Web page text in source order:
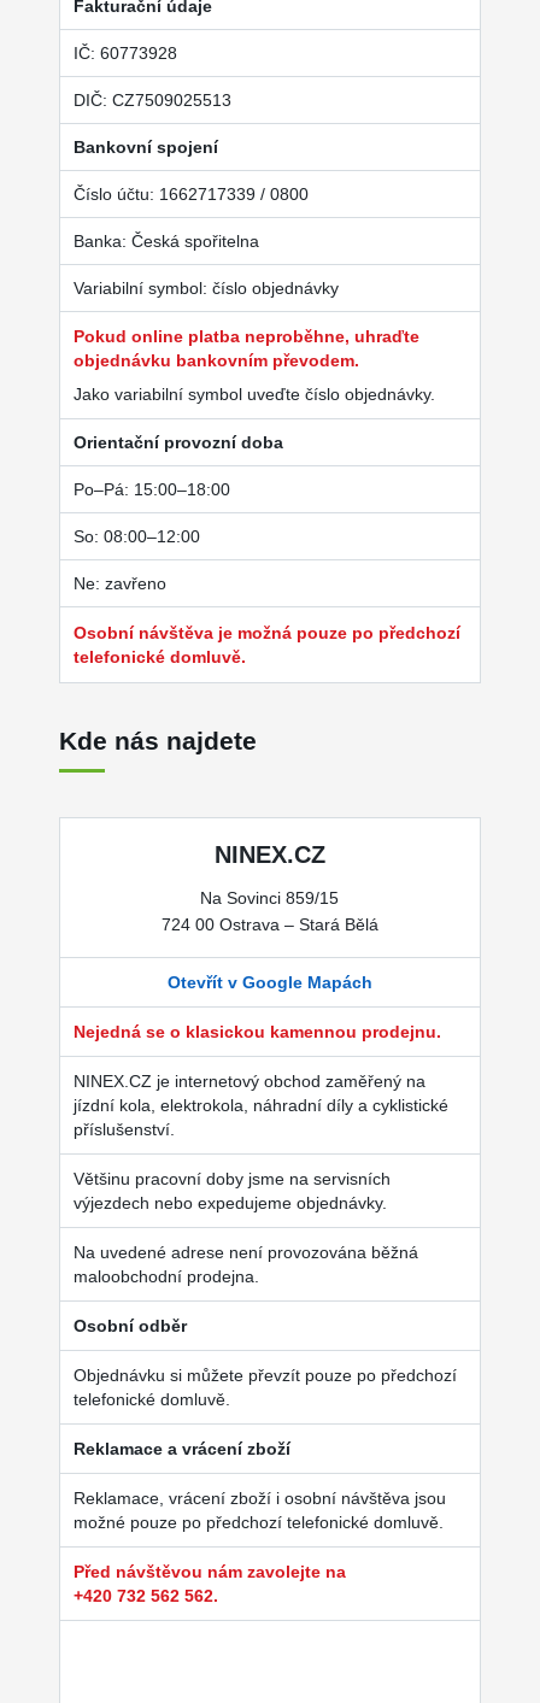
Fakturační údaje
IČ: 60773928
DIČ: CZ7509025513
Bankovní spojení
Číslo účtu: 1662717339 / 0800
Banka: Česká spořitelna
Variabilní symbol: číslo objednávky
Pokud online platba neproběhne, uhraďte
objednávku bankovním převodem.
Jako variabilní symbol uveďte číslo objednávky.
Orientační provozní doba
Po–Pá: 15:00–18:00
So: 08:00–12:00
Ne: zavřeno
Osobní návštěva je možná pouze po předchozí
telefonické domluvě.
Kde nás najdete
NINEX.CZ
Na Sovinci 859/15
724 00 Ostrava – Stará Bělá
Otevřít v Google Mapách
Nejedná se o klasickou kamennou prodejnu.
NINEX.CZ je internetový obchod zaměřený na
jízdní kola, elektrokola, náhradní díly a cyklistické
příslušenství.
Většinu pracovní doby jsme na servisních
výjezdech nebo expedujeme objednávky.
Na uvedené adrese není provozována běžná
maloobchodní prodejna.
Osobní odběr
Objednávku si můžete převzít pouze po předchozí
telefonické domluvě.
Reklamace a vrácení zboží
Reklamace, vrácení zboží i osobní návštěva jsou
možné pouze po předchozí telefonické domluvě.
Před návštěvou nám zavolejte na
+420 732 562 562.